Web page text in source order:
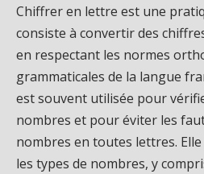
Chiffrer en lettre est une
consiste à convertir des
en respectant les normes
grammaticales de la langue
est souvent utilisée pour
nombres et pour éviter les
nombres en toutes lettres.
les types de nombres, y